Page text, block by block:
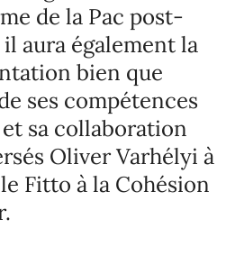
de la Pac post-
aura également la
bien que
ses compétences
sa collaboration
Oliver Varhélyi à
Fitto à la Cohésion